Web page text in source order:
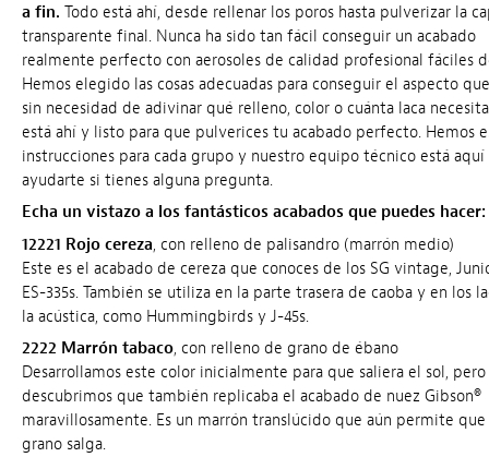
a fin. Todo está ahí, desde rellenar los poros hasta pulverizar la
transparente final. Nunca ha sido tan fácil conseguir un acabado
realmente perfecto con aerosoles de calidad profesional fáciles
Hemos elegido las cosas adecuadas para conseguir el aspecto
sin necesidad de adivinar qué relleno, color o cuánta laca
está ahí y listo para que pulverices tu acabado perfecto. Hemos
instrucciones para cada grupo y nuestro equipo técnico está aquí
ayudarte si tienes alguna pregunta.
Echa un vistazo a los fantásticos acabados que puedes hacer:
12221 Rojo cereza, con relleno de palisandro (marrón medio)
Este es el acabado de cereza que conoces de los SG vintage,
ES-335s. También se utiliza en la parte trasera de caoba y en los
la acústica, como Hummingbirds y J-45s.
2222 Marrón tabaco, con relleno de grano de ébano
Desarrollamos este color inicialmente para que saliera el sol, pero
descubrimos que también replicaba el acabado de nuez Gibson®
maravillosamente. Es un marrón translúcido que aún permite
grano salga.